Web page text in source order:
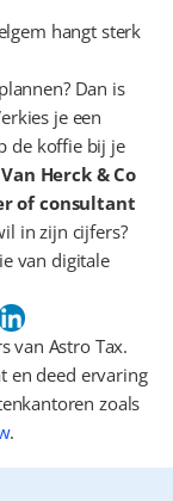
hangt sterk
Dan is
je een
de koffie bij je
Van Herck & Co
of consultant
in zijn cijfers?
van digitale
van Astro Tax.
en deed ervaring
zoals
.